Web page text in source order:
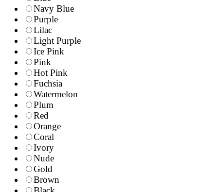
Navy Blue
Purple
Lilac
Light Purple
Ice Pink
Pink
Hot Pink
Fuchsia
Watermelon
Plum
Red
Orange
Coral
Ivory
Nude
Gold
Brown